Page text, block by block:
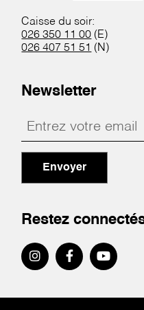
Caisse du soir:
026 350 11 00 (E)
026 407 51 51 (N)
Newsletter
Envoyer
Restez